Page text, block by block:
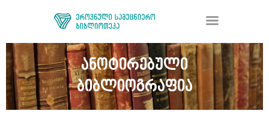
ანოტირებული
ბიბლიოგრაფია
ᲑᲘᲑᲚᲘᲝᲗᲔᲙᲐ
ᲛᲝᲛᲡᲐᲮᲣᲠᲔᲑᲐ